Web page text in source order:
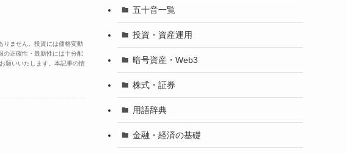
りません。投資には価格変動
の正確性・最新性には十分配
願いいたします。本記事の情
五十音一覧
投資・資産運用
暗号資産・Web3
株式・証券
用語辞典
金融・経済の基礎